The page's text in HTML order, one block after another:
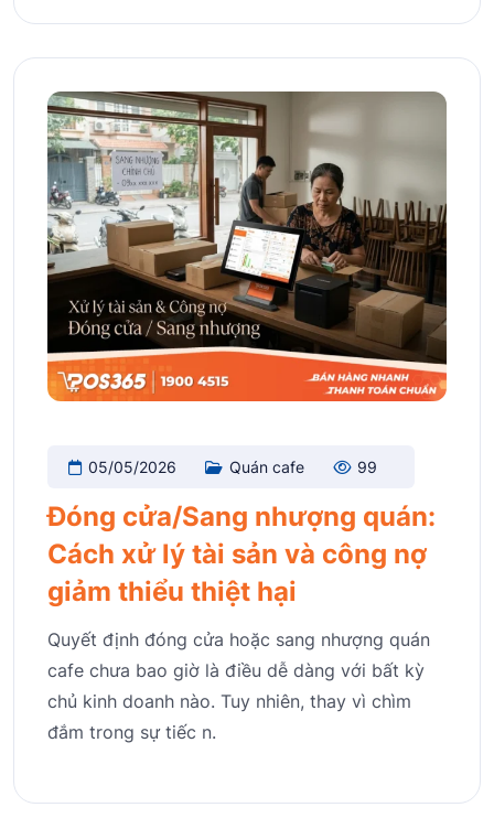
05/05/2026 Quán cafe 99
Đóng cửa/Sang nhượng quán:
Cách xử lý tài sản và công nợ
giảm thiểu thiệt hại
Quyết định đóng cửa hoặc sang nhượng quán
cafe chưa bao giờ là điều dễ dàng với bất kỳ
chủ kinh doanh nào. Tuy nhiên, thay vì chìm
đắm trong sự tiếc n.